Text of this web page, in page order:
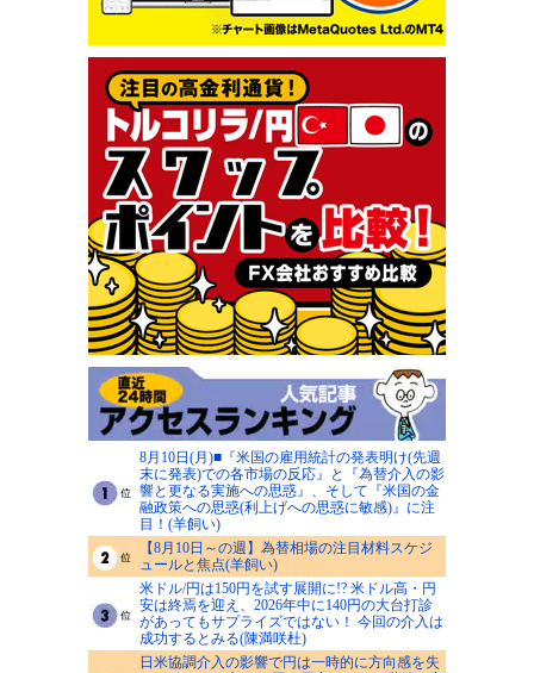
8月10日(月)■『米国の雇用統計の発表明け(先週
末に発表)での各市場の反応』と『為替介入の影
響と更なる実施への思惑』、そして『米国の金
融政策への思惑(利上げへの思惑に敏感)』に注
目！(羊飼い)
【8月10日～の週】為替相場の注目材料スケジ
ュールと焦点(羊飼い)
米ドル/円は150円を試す展開に!? 米ドル高・円
安は終焉を迎え、2026年中に140円の大台打診
があってもサプライズではない！ 今回の介入は
成功するとみる(陳満咲杜)
日米協調介入の影響で円は一時的に方向感を失